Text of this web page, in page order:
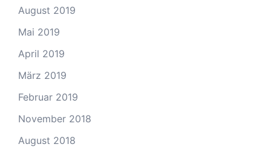
August 2019
Mai 2019
April 2019
März 2019
Februar 2019
November 2018
August 2018